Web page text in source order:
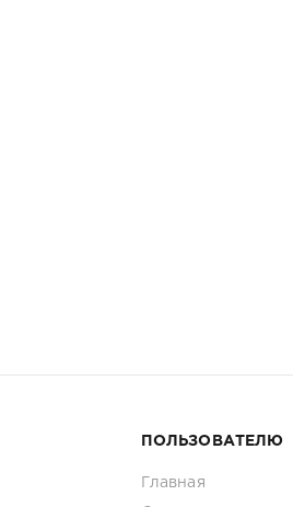
ПОЛЬЗОВАТЕЛЮ
Главная